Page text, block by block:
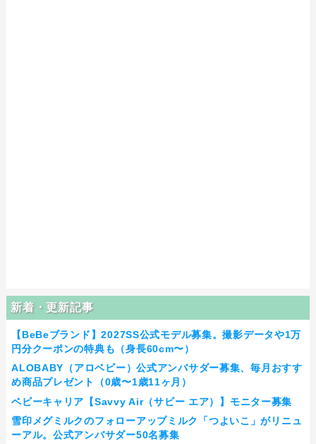
新着・更新記事
【BeBeブランド】2027SS公式モデル募集。撮影データや1万
円分クーポンの特典も（身長60cm〜）
ALOBABY（アロベビー）公式アンバサダー募集、毎月おすす
め商品プレゼント（0歳〜1歳11ヶ月）
ベビーキャリア【Savvy Air（サビー エア）】モニター募集
雪印メグミルクのフォローアップミルク「つよいこ」がリニュ
ーアル。公式アンバサダー50名募集